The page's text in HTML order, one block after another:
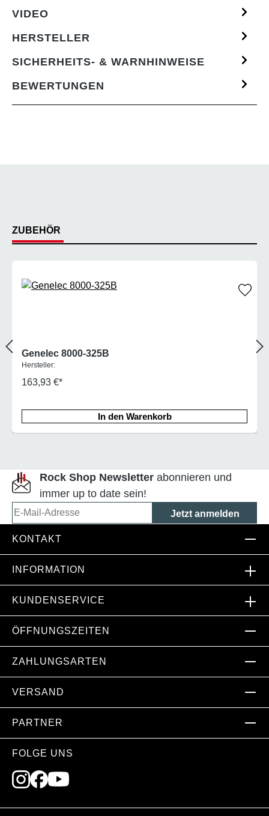
VIDEO
HERSTELLER
SICHERHEITS- & WARNHINWEISE
BEWERTUNGEN
ZUBEHÖR
Genelec 8000-325B
Hersteller:
163,93 €*
In den Warenkorb
Rock Shop Newsletterabonnieren und
immer up to date sein!
E-Mail-Adresse
KONTAKT
INFORMATION
KUNDENSERVICE
ÖFFNUNGSZEITEN
ZAHLUNGSARTEN
VERSAND
PARTNER
FOLGE UNS